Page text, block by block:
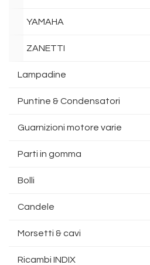
YAMAHA
ZANETTI
Lampadine
Puntine & Condensatori
Guarnizioni motore varie
Parti in gomma
Bolli
Candele
Morsetti & cavi
Ricambi INDIX